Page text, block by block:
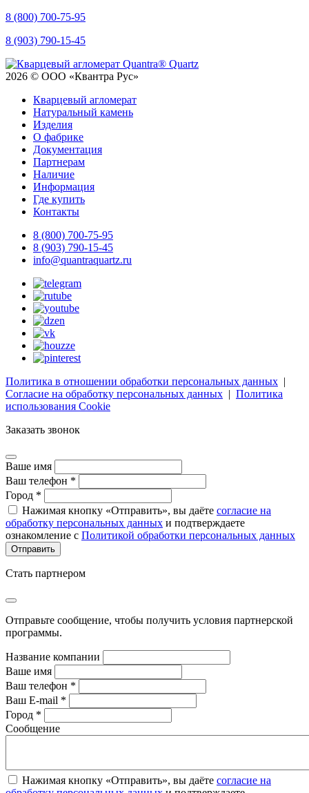
8 (800) 700-75-95
8 (903) 790-15-45
2026 © ООО «Квантра Рус»
Кварцевый агломерат
Натуральный камень
Изделия
О фабрике
Документация
Партнерам
Наличие
Информация
Где купить
Контакты
8 (800) 700-75-95
8 (903) 790-15-45
info@quantraquartz.ru
Политика в отношении обработки персональных данных |
Согласие на обработку персональных данных | Политика
использования Cookie
Заказать звонок
Ваше имя
Ваш телефон *
Город *
Нажимая кнопку «Отправить», вы даёте согласие на
обработку персональных данных и подтверждаете
ознакомление с Политикой обработки персональных данных
Стать партнером
Отправьте сообщение, чтобы получить условия партнерской
программы.
Название компании
Ваше имя
Ваш телефон *
Ваш E-mail *
Город *
Сообщение
Нажимая кнопку «Отправить», вы даёте согласие на